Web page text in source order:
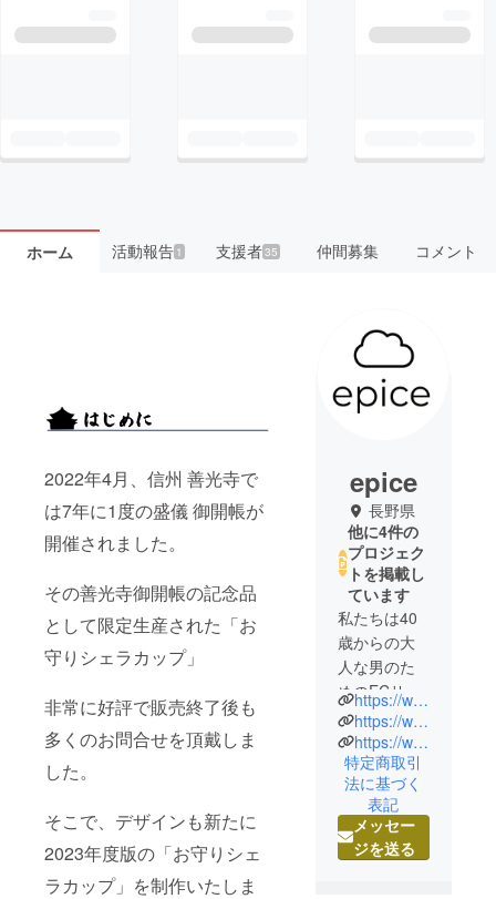
ホーム 活動報告1 支援者35 仲間募集 コメント
2022年4月、信州 善光寺で
は7年に1度の盛儀 御開帳が
開催されました。
その善光寺御開帳の記念品
として限定生産された「お
守りシェラカップ」
非常に好評で販売終了後も
多くのお問合せを頂戴しま
した。
そこで、デザインも新たに
2023年度版の「お守りシェ
ラカップ」を制作いたしま
epice
長野県
他に4件の
プロジェク
トを掲載し
ています
私たちは40
歳からの大
人な男のた
めのECサイ
トOTONA-
MONOを運
営しており
ます。。
ショップオ
リジナルの
国産アウト
https://www.epice-sun.com
https://www.otona-mono.com
https://www.findorbit.jp
特定商取引
法に基づく
表記
メッセー
ジを送る